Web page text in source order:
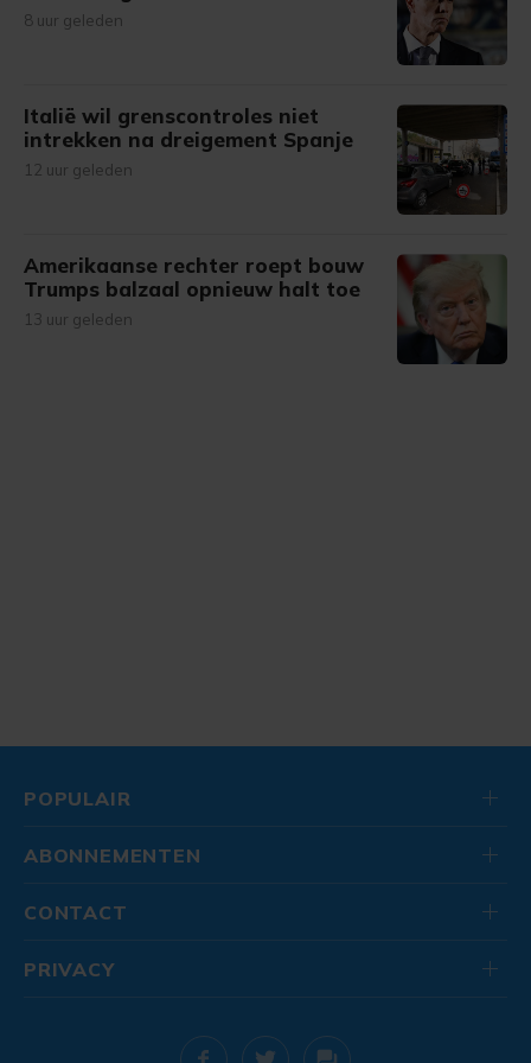
8 uur geleden
Italië wil grenscontroles niet
intrekken na dreigement Spanje
12 uur geleden
Amerikaanse rechter roept bouw
Trumps balzaal opnieuw halt toe
13 uur geleden
POPULAIR
ABONNEMENTEN
CONTACT
PRIVACY